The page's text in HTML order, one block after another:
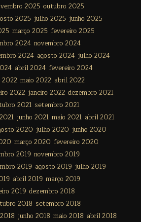
2025 outubro 2025
2025 julho 2025 junho 2025
março 2025 fevereiro 2025
2024 novembro 2024
2024 agosto 2024 julho 2024
abril 2024 fevereiro 2024
2022 maio 2022 abril 2022
2022 janeiro 2022 dezembro 2021
2021 setembro 2021
junho 2021 maio 2021 abril 2021
2020 julho 2020 junho 2020
março 2020 fevereiro 2020
2019 novembro 2019
2019 agosto 2019 julho 2019
abril 2019 março 2019
2019 dezembro 2018
2018 setembro 2018
junho 2018 maio 2018 abril 2018